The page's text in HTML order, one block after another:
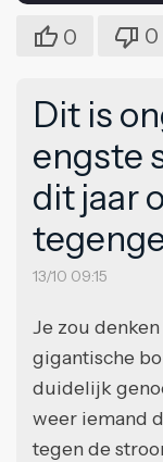
0 0
Dit is
engste
dit jaar
13/10 09:15
Je zou
gigantische
duidelijk
weer iemand
tegen de